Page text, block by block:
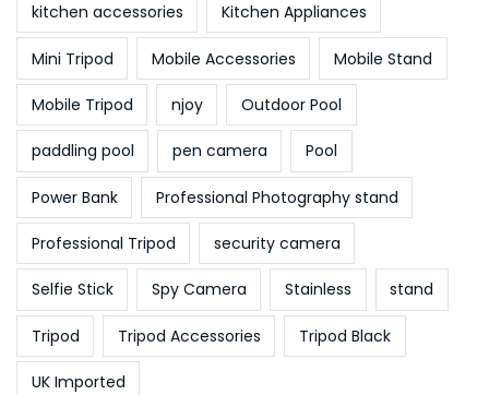
kitchen accessories Kitchen Appliances
Mini Tripod Mobile Accessories Mobile Stand
Mobile Tripod njoy Outdoor Pool
paddling pool pen camera Pool
Power Bank Professional Photography stand
Professional Tripod security camera
Selfie Stick Spy Camera Stainless stand
Tripod Tripod Accessories Tripod Black
UK Imported